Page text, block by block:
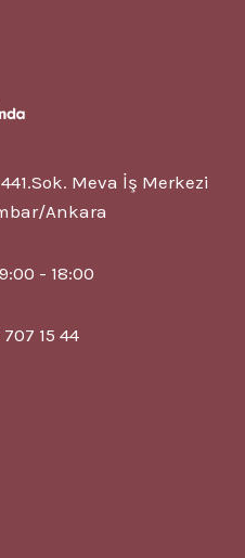
Meva İş Merkezi
Ankara
- 18:00
15 44